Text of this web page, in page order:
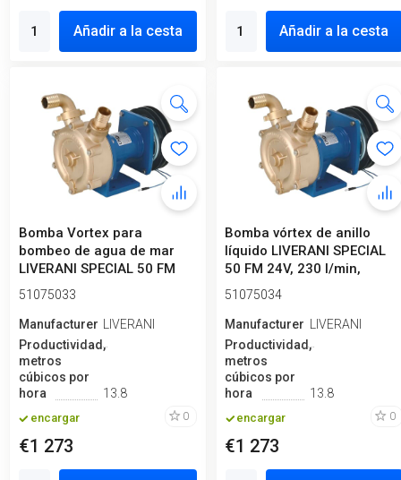
Añadir a la cesta Añadir a la cesta
Bomba Vortex para
bombeo de agua de mar
LIVERANI SPECIAL 50 FM
12V, 230 l/min...
51075033
Manufacturero
LIVERANI
Productividad,
metros
cúbicos por
hora
13.8
encargar 0
€1 273
Bomba vórtex de anillo
líquido LIVERANI SPECIAL
50 FM 24V, 230 l/min,
bronce,...
51075034
Manufacturero
LIVERANI
Productividad,
metros
cúbicos por
hora
13.8
encargar 0
€1 273